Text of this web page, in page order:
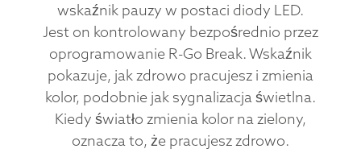
wskaźnik pauzy w postaci diody LED.
Jest on kontrolowany bezpośrednio przez
oprogramowanie R-Go Break. Wskaźnik
pokazuje, jak zdrowo pracujesz i zmienia
kolor, podobnie jak sygnalizacja świetlna.
Kiedy światło zmienia kolor na zielony,
oznacza to, że pracujesz zdrowo.